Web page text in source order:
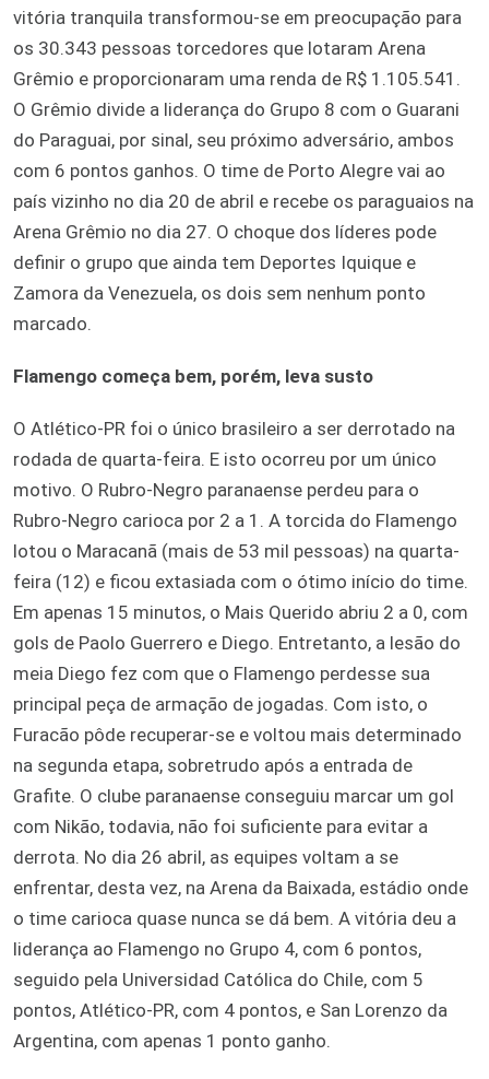
vitória tranquila transformou-se em preocupação para
os 30.343 pessoas torcedores que lotaram Arena
Grêmio e proporcionaram uma renda de R$ 1.105.541.
O Grêmio divide a liderança do Grupo 8 com o Guarani
do Paraguai, por sinal, seu próximo adversário, ambos
com 6 pontos ganhos. O time de Porto Alegre vai ao
país vizinho no dia 20 de abril e recebe os paraguaios na
Arena Grêmio no dia 27. O choque dos líderes pode
definir o grupo que ainda tem Deportes Iquique e
Zamora da Venezuela, os dois sem nenhum ponto
marcado.
Flamengo começa bem, porém, leva susto
O Atlético-PR foi o único brasileiro a ser derrotado na
rodada de quarta-feira. E isto ocorreu por um único
motivo. O Rubro-Negro paranaense perdeu para o
Rubro-Negro carioca por 2 a 1. A torcida do Flamengo
lotou o Maracanã (mais de 53 mil pessoas) na quarta-
feira (12) e ficou extasiada com o ótimo início do time.
Em apenas 15 minutos, o Mais Querido abriu 2 a 0, com
gols de Paolo Guerrero e Diego. Entretanto, a lesão do
meia Diego fez com que o Flamengo perdesse sua
principal peça de armação de jogadas. Com isto, o
Furacão pôde recuperar-se e voltou mais determinado
na segunda etapa, sobretrudo após a entrada de
Grafite. O clube paranaense conseguiu marcar um gol
com Nikão, todavia, não foi suficiente para evitar a
derrota. No dia 26 abril, as equipes voltam a se
enfrentar, desta vez, na Arena da Baixada, estádio onde
o time carioca quase nunca se dá bem. A vitória deu a
liderança ao Flamengo no Grupo 4, com 6 pontos,
seguido pela Universidad Católica do Chile, com 5
pontos, Atlético-PR, com 4 pontos, e San Lorenzo da
Argentina, com apenas 1 ponto ganho.